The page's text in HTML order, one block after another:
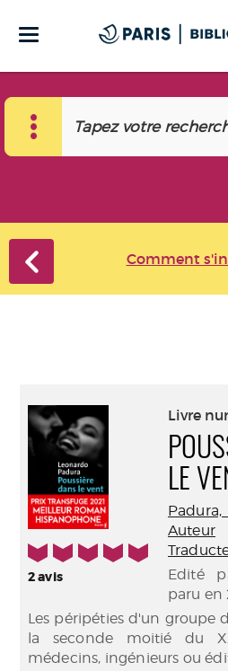
Comment
5/5
2avis
Livre
LE
Auteur
Edité
paru en
Les péripéties d'un groupe
la seconde moitié du
médecins, ingénieurs ou